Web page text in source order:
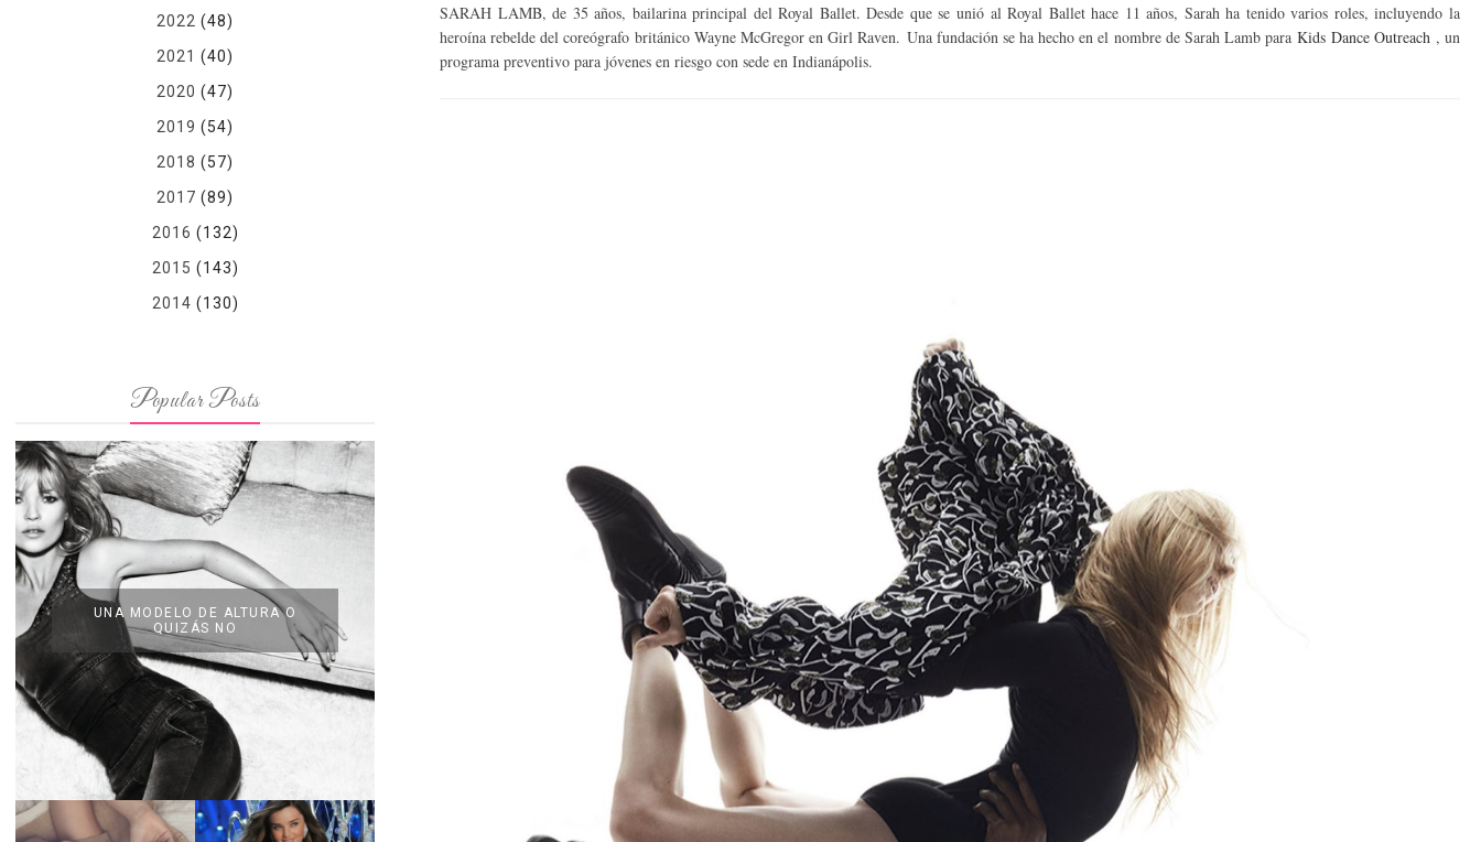
SARAH LAMB, de 35 años, bailarina principal del Royal Ballet. Desde que se unió al Royal Ballet hace 11 años, Sarah ha tenido varios roles, incluyendo la
heroína rebelde del coreógrafo británico Wayne McGregor en Girl Raven. Una fundación se ha hecho en el nombre de Sarah Lamb paraKids Dance Outreach , un
programa preventivo para jóvenes en riesgo con sede en Indianápolis.
2022 (48)
2021 (40)
2020 (47)
2019 (54)
2018 (57)
2017 (89)
2016 (132)
2015 (143)
2014 (130)
Popular Posts
UNA MODELO DE ALTURA O
QUIZÁS NO